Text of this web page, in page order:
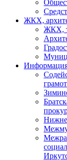
ЖКХ,
ЖКХ,